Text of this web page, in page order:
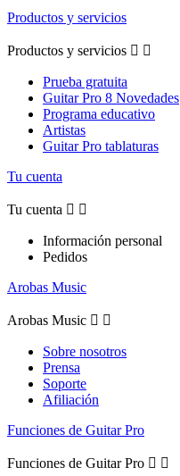
Productos y servicios
Productos y servicios  
Prueba gratuita
Guitar Pro 8 Novedades
Programa educativo
Artistas
Guitar Pro tablaturas
Tu cuenta
Tu cuenta  
Información personal
Pedidos
Arobas Music
Arobas Music  
Sobre nosotros
Prensa
Soporte
Afiliación
Funciones de Guitar Pro
Funciones de Guitar Pro  